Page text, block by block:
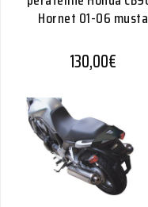
Hornet 01-06 musta
130,00€